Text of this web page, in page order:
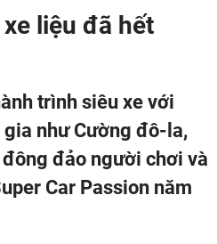
liệu đã hết
trình siêu xe với
như Cường đô-la,
đảo người chơi và
Car Passion năm